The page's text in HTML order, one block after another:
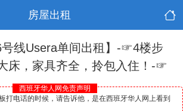
房屋出租
号线Usera单间出租】-☞4楼步
床，家具齐全，拎包入住！-☞
西班牙华人网免责声明
打电话的时候，请告诉他，是在西班牙华人网上看到